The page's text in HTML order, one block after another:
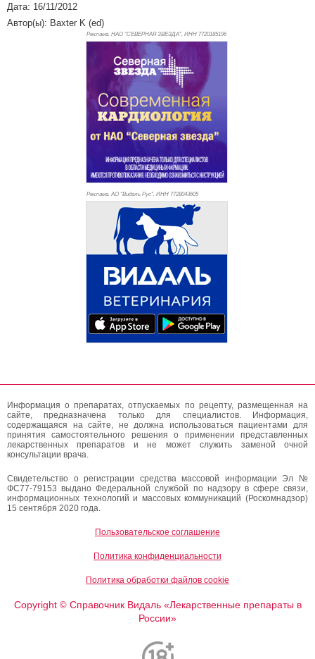
Дата: 16/11/2012
Автор(ы): Baxter K (ed)
Реклама. НАО "СЕВЕРНАЯ ЗВЕЗДА", ИНН 7720185196
Реклама. АО "Видаль Рус", ИНН 7728043605
Информация о препаратах, отпускаемых по рецепту, размещенная на
сайте, предназначена только для специалистов. Информация,
содержащаяся на сайте, не должна использоваться пациентами для
принятия самостоятельного решения о применении представленных
лекарственных препаратов и не может служить заменой очной
консультации врача.
Свидетельство о регистрации средства массовой информации Эл №
ФС77-79153 выдано Федеральной службой по надзору в сфере связи,
информационных технологий и массовых коммуникаций (Роскомнадзор)
15 сентября 2020 года.
Пользовательское соглашение
Политика конфиденциальности
Политика обработки файлов cookie
Copyright ©Справочник Видаль «Лекарственные препараты в
России»